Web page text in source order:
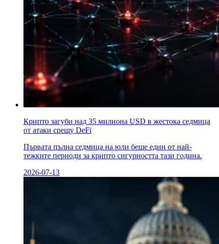
Крипто загуби над 35 милиона USD в жестока седмица
от атаки срещу DeFi
Първата пълна седмица на юли беше един от най-
тежките периоди за крипто сигурността тази година.
2026-07-13